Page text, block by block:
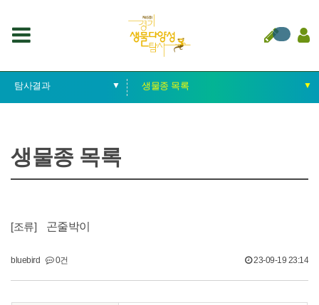
탐사결과 ▼
중점 탐사
생물종 목록 ▼
생물종 목록
조류 곤줄박이
bluebird 0건 23-09-19 23:14